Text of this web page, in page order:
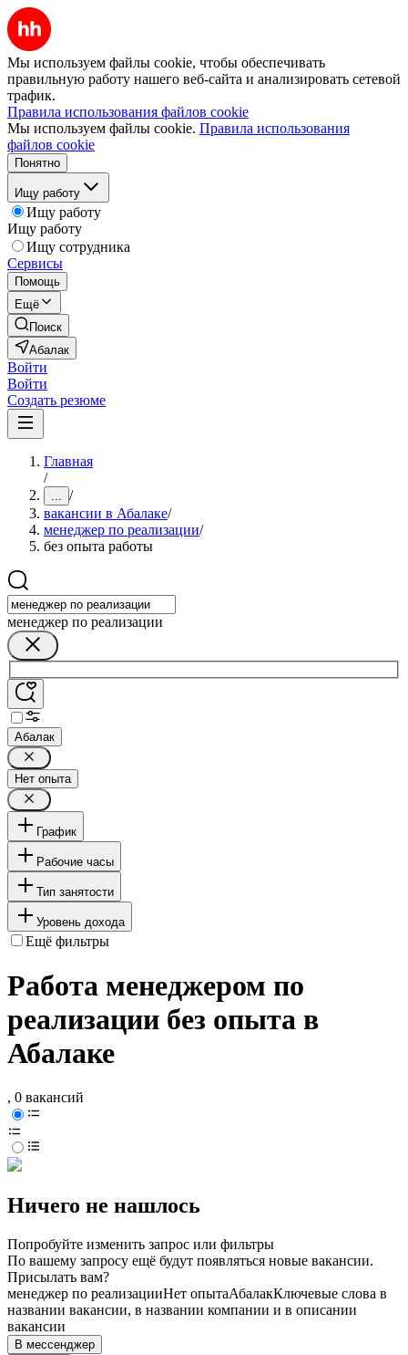
Мы используем файлы cookie, чтобы обеспечивать
правильную работу нашего веб-сайта и анализировать сетевой
трафик.
Правила использования файлов cookie
Мы используем файлы cookie. Правила использования
файлов cookie
Понятно
Ищу работу
Ищу работу
Ищу работу
Ищу сотрудника
Сервисы
Помощь
Ещё
Поиск
Абалак
Войти
Войти
Создать резюме
Главная
/
... /
вакансии в Абалаке/
менеджер по реализации/
без опыта работы
менеджер по реализации
Абалак
Нет опыта
График
Рабочие часы
Тип занятости
Уровень дохода
Ещё фильтры
Работа менеджером по
реализации без опыта в
Абалаке
, 0 вакансий
Ничего не нашлось
Попробуйте изменить запрос или фильтры
По вашему запросу ещё будут появляться новые вакансии.
Присылать вам?
менеджер по реализацииНет опытаАбалакКлючевые слова в
названии вакансии, в названии компании и в описании
вакансии
В мессенджер